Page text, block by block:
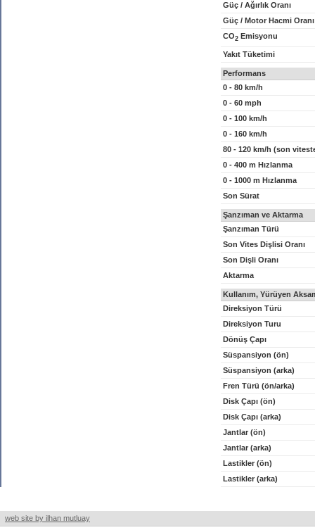
Güç / Ağırlık Oranı
Güç / Motor Hacmi Oranı
CO2 Emisyonu
Yakıt Tüketimi
Performans
0 - 80 km/h
0 - 60 mph
0 - 100 km/h
0 - 160 km/h
80 - 120 km/h (son
0 - 400 m Hızlanma
0 - 1000 m Hızlanma
Son Sürat
Şanzıman ve Aktarma
Şanzıman Türü
Son Vites Dişlisi Oranı
Son Dişli Oranı
Aktarma
Kullanım, Yürüyen
Direksiyon Türü
Direksiyon Turu
Dönüş Çapı
Süspansiyon (ön)
Süspansiyon (arka)
Fren Türü (ön/arka)
Disk Çapı (ön)
Disk Çapı (arka)
Jantlar (ön)
Jantlar (arka)
Lastikler (ön)
Lastikler (arka)
web site by ilhan mutluay